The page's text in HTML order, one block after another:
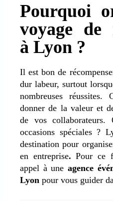
Pourquoi
voyage de
à Lyon ?
Il est bon de
dur labeur, surtout
nombreuses
donner de la valeur et
de vos collaborateurs.
occasions spéciales ?
destination pour
en entreprise. Pour ce
appel à uneagence
Lyon pour vous guider